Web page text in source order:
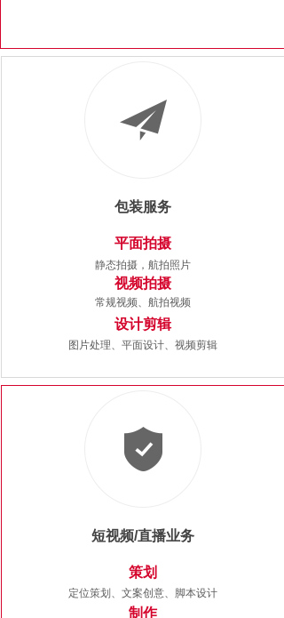
短视频/直播业务
策划
定位策划、文案创意、脚本设计
制作
包装服务
平面拍摄
静态拍摄，航拍照片
视频拍摄
常规视频、航拍视频
设计剪辑
图片处理、平面设计、视频剪辑